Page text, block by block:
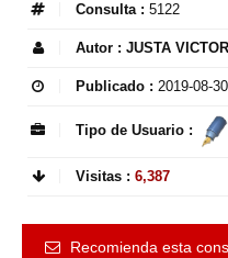
Consulta : 5122
Autor : JUSTA
Publicado : 2019-08-
Tipo de Usuario :
Visitas : 6,387
Recomienda esta